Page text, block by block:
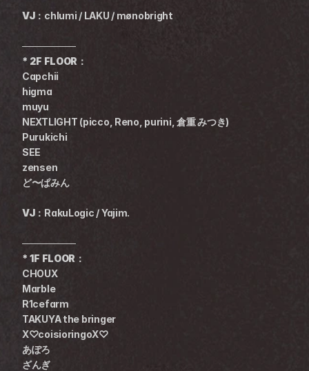
VJ： chlumi / LAKU / mønobright
────────
* 2F FLOOR：
Capchii
higma
muyu
NEXTLIGHT (picco, Reno, purini, 倉重 みつき)
Purukichi
SEE
zensen
ど〜ぱみん
VJ： RakuLogic / Yajim.
────────
* 1F FLOOR：
CHOUX
Marble
R1cefarm
TAKUYA the bringer
X♡coisioringoX♡
あぽろ
ざんぎ